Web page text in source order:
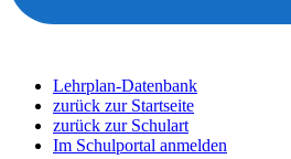
Lehrplan-Datenbank
zurück zur Startseite
zurück zur Schulart
Im Schulportal anmelden